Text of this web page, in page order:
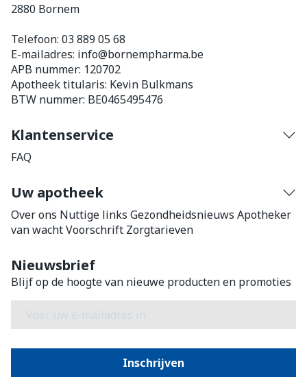
2880 Bornem
Telefoon: 03 889 05 68
E-mailadres: info@bornempharma.be
APB nummer: 120702
Apotheek titularis: Kevin Bulkmans
BTW nummer: BE0465495476
Klantenservice
FAQ
Uw apotheek
Over ons Nuttige links Gezondheidsnieuws Apotheker
van wachtVoorschrift Zorgtarieven
Nieuwsbrief
Blijf op de hoogte van nieuwe producten en promoties
Inschrijven